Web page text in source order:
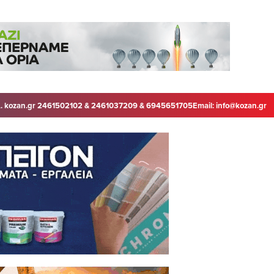
kozan.gr 2461502102 & 2461037209 & 6945651705Email:info@kozan.gr